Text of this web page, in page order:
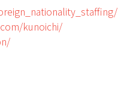
kunoichi/